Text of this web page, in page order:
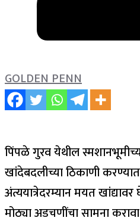
GOLDEN PENN
पिंपळे गुरव येथील
खांदेबदलीच्या ठिकाणी
अंत्ययात्रेदरम्यान मयत
मोठ्या अडचणींचा सामना करावा